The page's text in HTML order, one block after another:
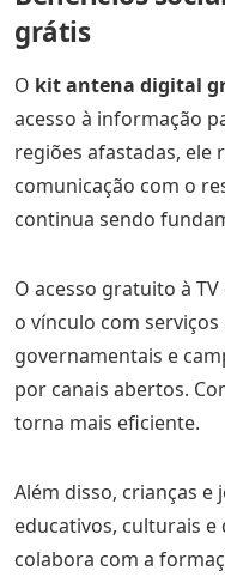
grátis
O kit antena digital
acesso à informação
regiões afastadas, ele
comunicação com o
continua sendo
O acesso gratuito à
o vínculo com
governamentais e
por canais abertos.
torna mais eficiente.
Além disso, crianças e
educativos, culturais
colabora com a